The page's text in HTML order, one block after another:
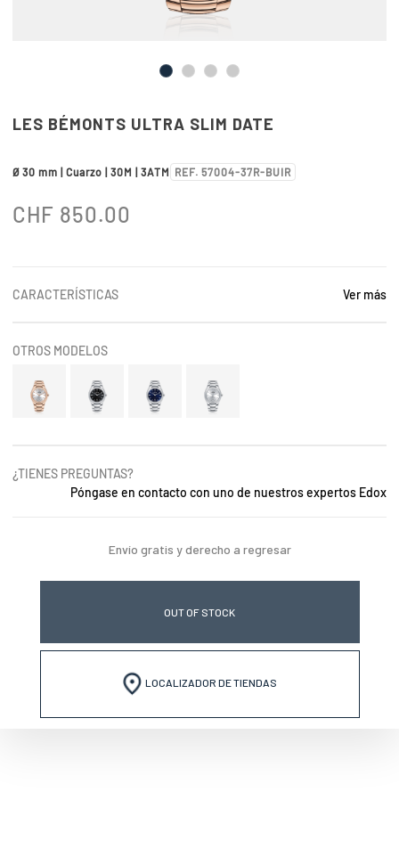
LES BÉMONTS ULTRA SLIM DATE
Ø 30 mm | Cuarzo | 30M | 3ATM REF. 57004-37R-BUIR
CHF 850.00
CARACTERÍSTICAS Ver más
OTROS MODELOS
¿TIENES PREGUNTAS?
Póngase en contacto con uno de nuestros expertos Edox
Envío gratis y derecho a regresar
OUT OF STOCK
LOCALIZADOR DE TIENDAS